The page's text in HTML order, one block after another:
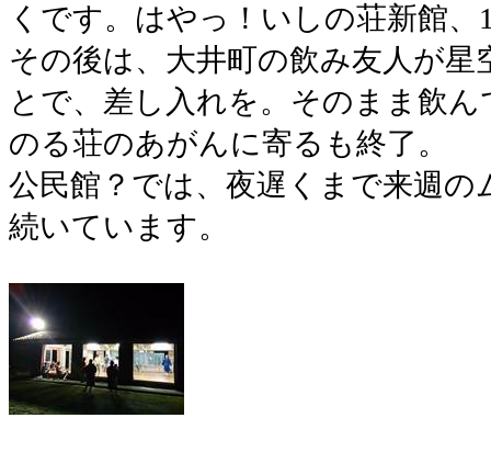
くです。はやっ！いしの荘新館、
その後は、大井町の飲み友人が星
とで、差し入れを。そのまま飲
のる荘のあがんに寄るも終了。
公民館？では、夜遅くまで来週の
続いています。